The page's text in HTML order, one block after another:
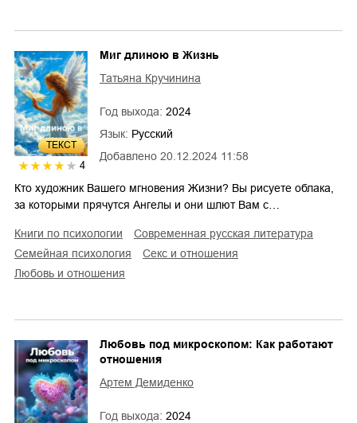
ТЕКСТ
4
Добавлено 20.12.2024 11:58
Миг длиною в Жизнь
Татьяна Кручинина
Год выхода: 2024
Язык: Русский
Кто художник Вашего мгновения Жизни? Вы рисуете облака,
за которыми прячутся Ангелы и они шлют Вам с…
книги по психологии
современная русская литература
семейная психология
секс и отношения
любовь и отношения
Любовь под микроскопом: Как работают
отношения
Артем Демиденко
Год выхода: 2024